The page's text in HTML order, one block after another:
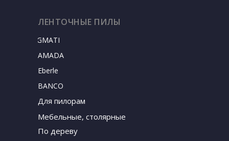
SIGMATEC
AMADA
Eberle
BANCO
Для пилорам
Мебельные, столярные
По дереву
ЛЕНТОЧНЫЕ ПИЛЫ